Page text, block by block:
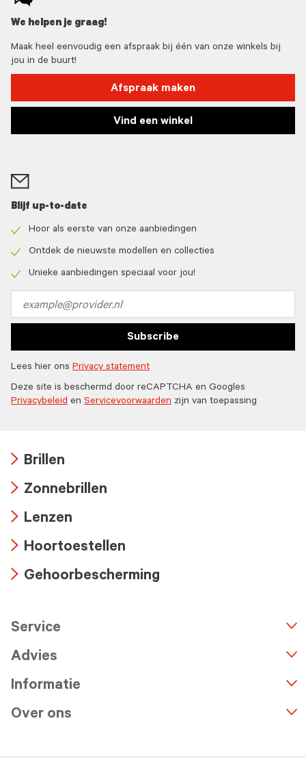
We helpen je graag!
Maak heel eenvoudig een afspraak bij één van onze winkels bij
jou in de buurt!
Afspraak maken
Vind een winkel
Blijf up-to-date
icon
Hoor als eerste van onze aanbiedingen
icon
Ontdek de nieuwste modellen en collecties
Unieke aanbiedingen speciaal voor jou!
address
Subscribe
Lees hier ons Privacy statement
Deze site is beschermd door reCAPTCHA en Googles
Privacybeleid en Servicevoorwaarden zijn van toepassing
icon
Brillen
icon
Zonnebrillen
icon
Lenzen
icon
Hoortoestellen
Gehoorbescherming
Service
Advies
Informatie
Over ons